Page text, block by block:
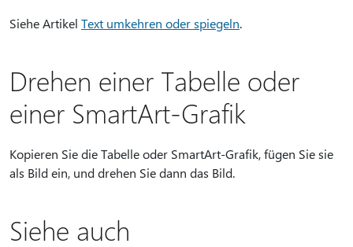
Siehe Artikel Text umkehren oder spiegeln.
Drehen einer Tabelle oder
einer SmartArt-Grafik
Kopieren Sie die Tabelle oder SmartArt-Grafik, fügen Sie sie
als Bild ein, und drehen Sie dann das Bild.
Siehe auch